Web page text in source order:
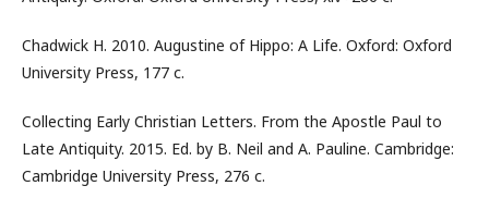
Chadwick H. 2010. Augustine of Hippo: A Life. Oxford: Oxford
University Press, 177 с.
Collecting Early Christian Letters. From the Apostle Paul to
Late Antiquity. 2015. Ed. by B. Neil and A. Pauline. Cambridge:
Cambridge University Press, 276 с.